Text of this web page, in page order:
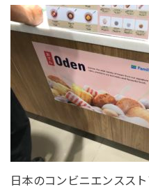
日本のコンビニエンスス